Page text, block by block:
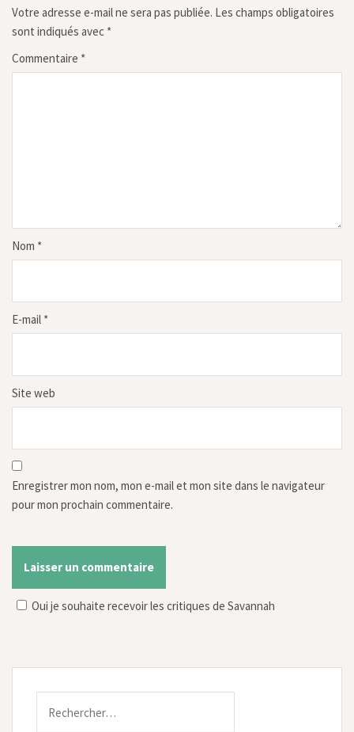
Votre adresse e-mail ne sera pas publiée. Les champs obligatoires
sont indiqués avec *
Commentaire *
Nom *
E-mail *
Site web
Enregistrer mon nom, mon e-mail et mon site dans le navigateur
pour mon prochain commentaire.
Oui je souhaite recevoir les critiques de Savannah